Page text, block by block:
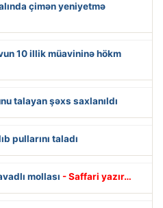
çimən yeniyetmə
10 illik müavininə hökm
talayan şəxs saxlanıldı
pullarını taladı
mollası - Saffari yazır…